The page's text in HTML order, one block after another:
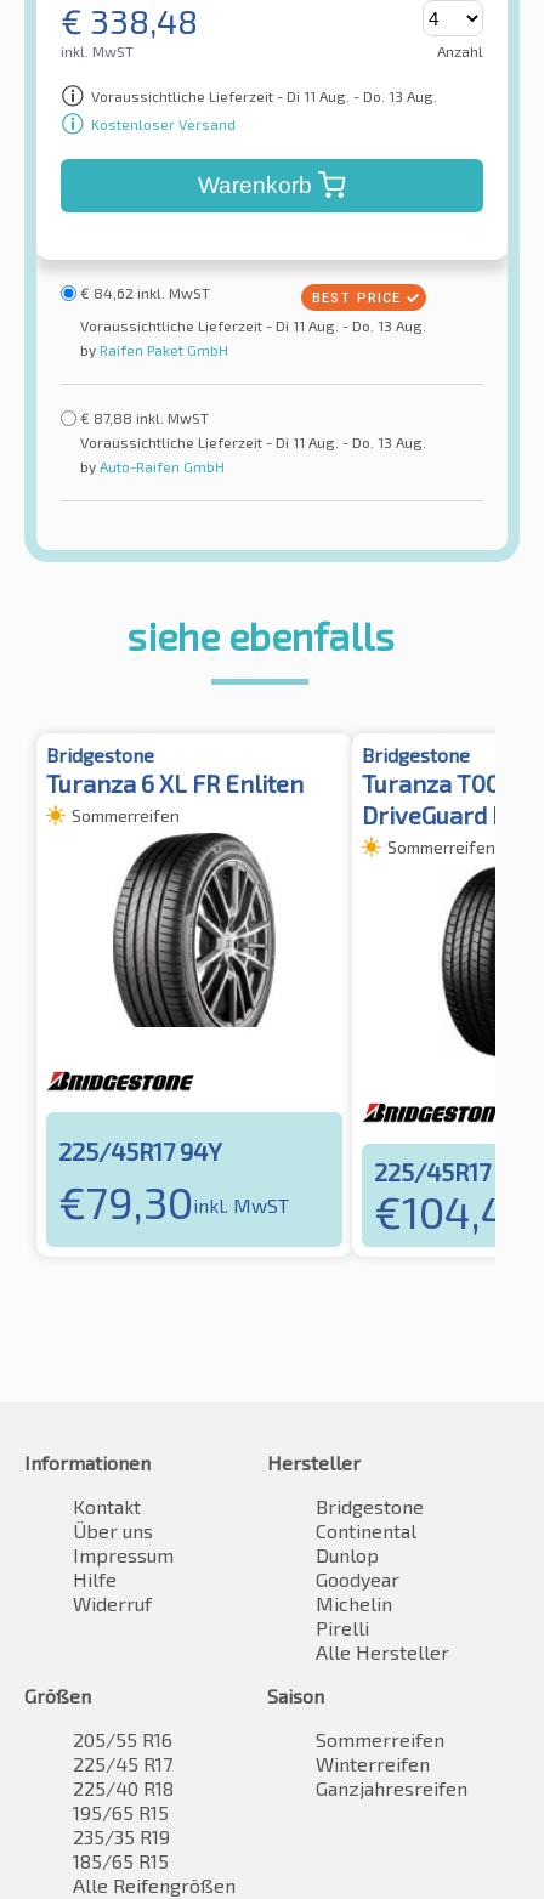
€ 338,48
inkl. MwST Anzahl
Voraussichtliche Lieferzeit - Di 11 Aug. - Do. 13 Aug.
Kostenloser Versand
Warenkorb
€ 84,62 inkl. MwST
Voraussichtliche Lieferzeit - Di 11 Aug. - Do. 13 Aug.
by Raifen Paket GmbH
€ 87,88 inkl. MwST
Voraussichtliche Lieferzeit - Di 11 Aug. - Do. 13 Aug.
by Auto-Raifen GmbH
siehe ebenfalls
Bridgestone
Turanza 6 XL FR Enliten
Sommerreifen
225/45R17 94Y
€79,30inkl. MwST
Bridgestone
Turanza T005
DriveGuard RFT
Sommerreifen
225/45R17 94Y
€104,46
Informationen
Kontakt
Über uns
Impressum
Hilfe
Widerruf
Hersteller
Bridgestone
Continental
Dunlop
Goodyear
Michelin
Pirelli
Alle Hersteller
Größen
205/55 R16
225/45 R17
225/40 R18
195/65 R15
235/35 R19
185/65 R15
Alle Reifengrößen
Saison
Sommerreifen
Winterreifen
Ganzjahresreifen